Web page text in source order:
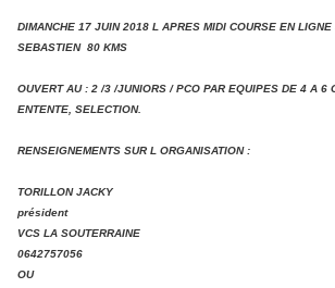
DIMANCHE 17 JUIN 2018 L APRES MIDI COURSE EN
SEBASTIEN 80 KMS
OUVERT AU : 2 /3 /JUNIORS / PCO PAR EQUIPES DE 4 A 6
ENTENTE, SELECTION.
RENSEIGNEMENTS SUR L ORGANISATION :
TORILLON JACKY
président
VCS LA SOUTERRAINE
0642757056
OU